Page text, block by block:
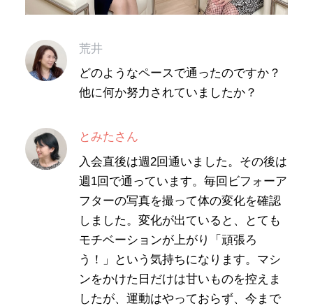
荒井
どのようなペースで通ったのですか？
他に何か努力されていましたか？
とみたさん
入会直後は週2回通いました。その後は
週1回で通っています。毎回ビフォーア
フターの写真を撮って体の変化を確認
しました。変化が出ていると、とても
モチベーションが上がり「頑張ろ
う！」という気持ちになります。マシ
ンをかけた日だけは甘いものを控えま
したが、運動はやっておらず、今まで